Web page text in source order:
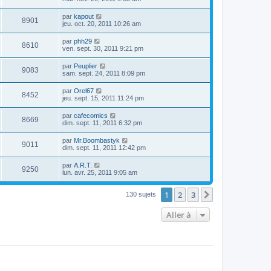
8901 par kapout
jeu. oct. 20, 2011 10:26 am
8610 par phh29
ven. sept. 30, 2011 9:21 pm
9083 par Peuplier
sam. sept. 24, 2011 8:09 pm
8452 par Orel67
jeu. sept. 15, 2011 11:24 pm
8669 par cafecomics
dim. sept. 11, 2011 6:32 pm
9011 par Mr.Boombastyk
dim. sept. 11, 2011 12:42 pm
9250 par A.R.T.
lun. avr. 25, 2011 9:05 am
130 sujets 1 2 3
Aller à